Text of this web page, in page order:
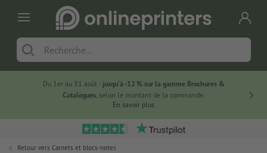
Du 1er au 31 août : jusqu’à -12 % sur la gamme Brochures &
Catalogues, selon le montant de la commande.
En savoir plus
Retour vers Carnets et blocs-notes